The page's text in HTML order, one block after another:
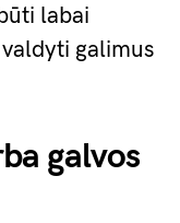
labai
galimus
galvos